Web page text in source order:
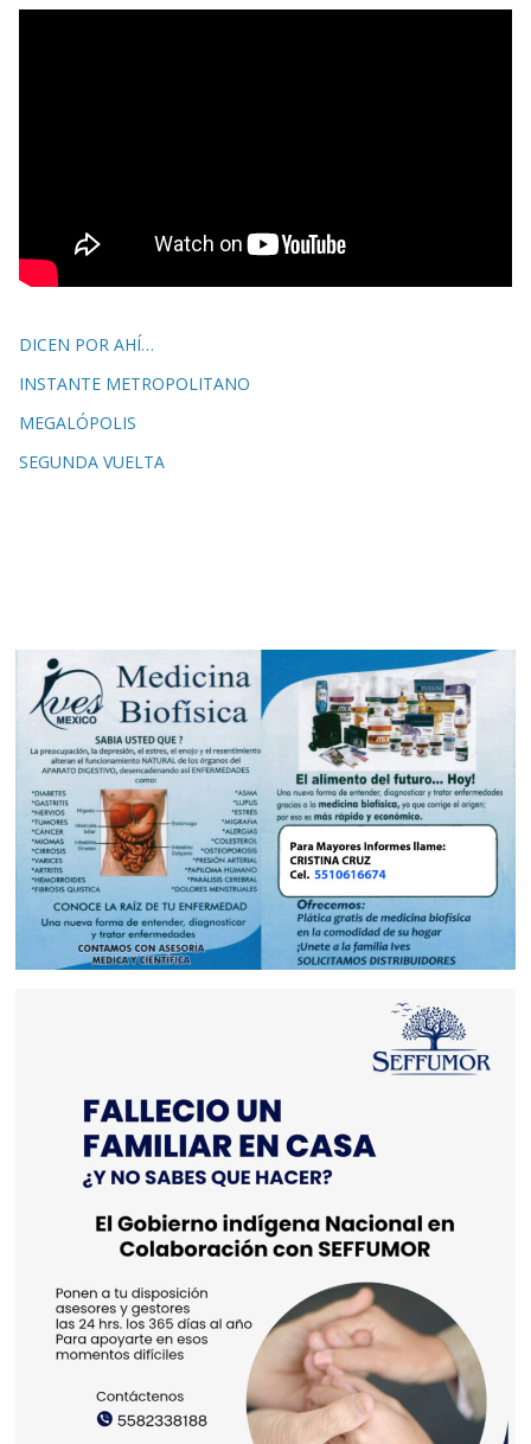
DICEN POR AHÍ…
INSTANTE METROPOLITANO
MEGALÓPOLIS
SEGUNDA VUELTA